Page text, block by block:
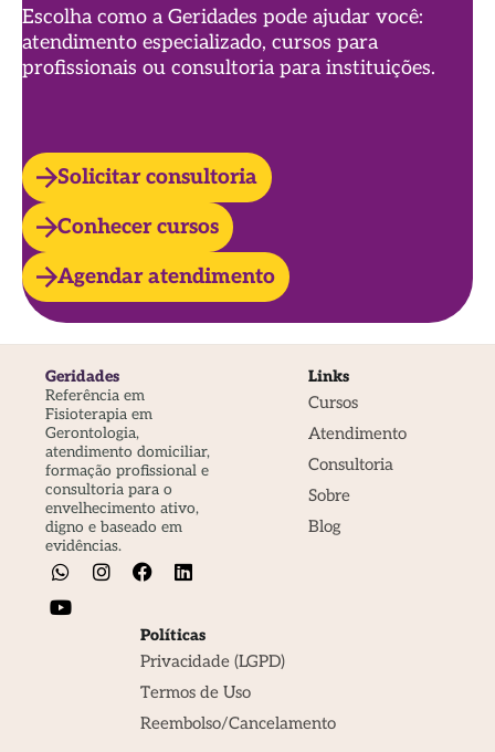
Escolha como a Geridades pode ajudar você:
atendimento especializado, cursos para
profissionais ou consultoria para instituições.
Solicitar consultoria
Conhecer cursos
Agendar atendimento
Geridades
Referência em
Fisioterapia em
Gerontologia,
atendimento domiciliar,
formação profissional e
consultoria para o
envelhecimento ativo,
digno e baseado em
evidências.
Links
Cursos
Atendimento
Consultoria
Sobre
Blog
Políticas
Privacidade (LGPD)
Termos de Uso
Reembolso/Cancelamento